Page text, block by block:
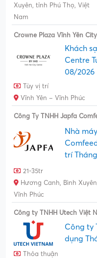
Xuyên, tỉnh Phú Thọ, Việt
Nam
Crowne Plaza Vĩnh Yên
Khách
Centre
08/2026
Tùy vị trí
Vĩnh Yên – Vĩnh Phúc
Công Ty TNHH Japfa
Nhà
trí
21-35tr
Hương Canh, Bình
Vĩnh Phúc
Công ty TNHH Utech Việt
Công ty
dụng
Thỏa thuận